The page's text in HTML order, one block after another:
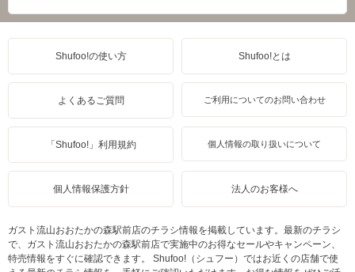
Shufoo!の使い方 Shufoo!とは
よくあるご質問 ご利用についてのお問い合わせ
「Shufoo!」利用規約 個人情報の取り扱いについて
個人情報保護方針 法人のお客様へ
ガスト流山おおたかの森駅前店のチラシ情報を掲載しています。最新のチラシ
で、ガスト流山おおたかの森駅前店で実施中のお得なセールやキャンペーン、
特売情報をすぐに確認できます。 Shufoo!（シュフー）ではお近くの店舗で使